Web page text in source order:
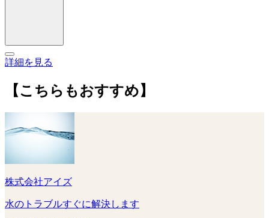
詳細を見る
【こちらもおすすめ】
株式会社アイズ
水のトラブルすぐに解決します